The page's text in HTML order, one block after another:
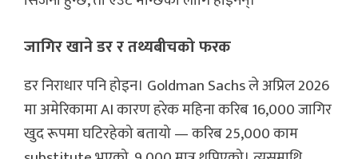
जागिर खाने डर र तथ्यबीचको फरक
डर निराधार पनि होइन। Goldman Sachs ले अप्रिल 2026
मा अमेरिकामा AI कारण हरेक महिना करिब 16,000 जागिर
खुद रूपमा घटिरहेको बतायो — करिब 25,000 काम